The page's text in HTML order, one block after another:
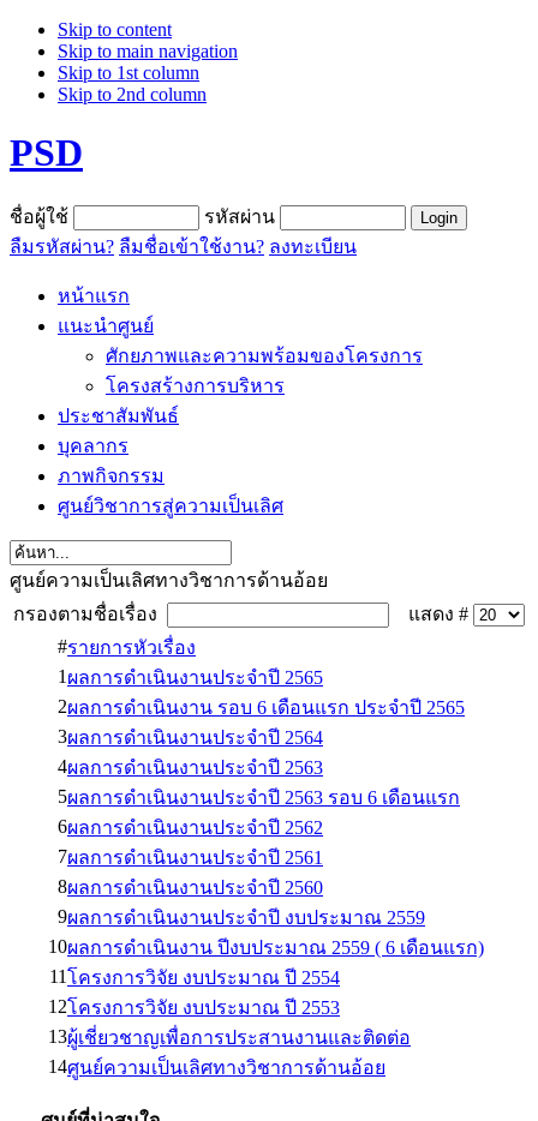
Skip to content
Skip to main navigation
Skip to 1st column
Skip to 2nd column
PSD
ชื่อผู้ใช้
รหัสผ่าน
ลืมรหัสผ่าน? ลืมชื่อเข้าใช้งาน? ลงทะเบียน
หน้าแรก
แนะนำศูนย์
ศักยภาพและความพร้อมของโครงการ
โครงสร้างการบริหาร
ประชาสัมพันธ์
บุคลากร
ภาพกิจกรรม
ศูนย์วิชาการสู่ความเป็นเลิศ
ศูนย์ความเป็นเลิศทางวิชาการด้านอ้อย
กรองตามชื่อเรื่อง
แสดง #
#รายการหัวเรื่อง
1 ผลการดำเนินงานประจำปี 2565
2ผลการดำเนินงาน รอบ 6 เดือนแรก ประจำปี 2565
3ผลการดำเนินงานประจำปี 2564
4ผลการดำเนินงานประจำปี 2563
5ผลการดำเนินงานประจำปี 2563 รอบ 6 เดือนแรก
6ผลการดำเนินงานประจำปี 2562
7ผลการดำเนินงานประจำปี 2561
8ผลการดำเนินงานประจำปี 2560
9ผลการดำเนินงานประจำปี งบประมาณ 2559
10ผลการดำเนินงาน ปีงบประมาณ 2559 ( 6 เดือนแรก)
11โครงการวิจัย งบประมาณ ปี 2554
12โครงการวิจัย งบประมาณ ปี 2553
13ผู้เชี่ยวชาญเพื่อการประสานงานและติดต่อ
14ศูนย์ความเป็นเลิศทางวิชาการด้านอ้อย